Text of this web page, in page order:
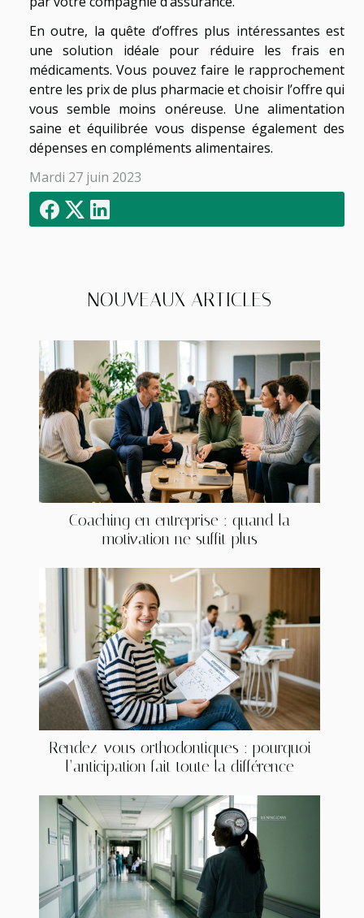
NOUVEAUX ARTICLES
Coaching en entreprise : quand la
motivation ne suffit plus
Rendez-vous orthodontiques : pourquoi
l’anticipation fait toute la différence
En outre, la quête d’offres plus intéressantes est
une solution idéale pour réduire les frais en
médicaments. Vous pouvez faire le rapprochement
entre les prix de plus pharmacie et choisir l’offre qui
vous semble moins onéreuse. Une alimentation
saine et équilibrée vous dispense également des
dépenses en compléments alimentaires.
Mardi 27 juin 2023